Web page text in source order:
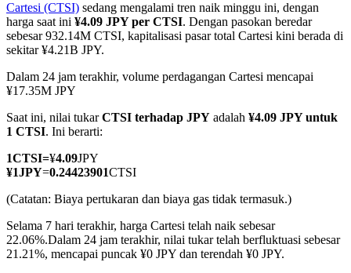
COIN-M Berjangka
Mata Uang Kripto Berjangka
TradFi
Derivatif saham, forex, logam mulia, dan komoditas
Cartesi (CTSI) sedang mengalami tren naik minggu ini, dengan
harga saat ini ¥4.09 JPY per CTSI. Dengan pasokan beredar
sebesar 932.14M CTSI, kapitalisasi pasar total Cartesi kini berada di
sekitar ¥4.21B JPY.
Dalam 24 jam terakhir, volume perdagangan Cartesi mencapai
¥17.35M JPY
Saat ini, nilai tukarCTSI terhadap JPY adalah ¥4.09 JPY untuk
1 CTSI. Ini berarti:
1CTSI=¥4.09JPY
¥1JPY=0.24423901CTSI
(Catatan: Biaya pertukaran dan biaya gas tidak termasuk.)
Selama 7 hari terakhir, harga Cartesi telah naik sebesar
22.06%.Dalam 24 jam terakhir, nilai tukar telah berfluktuasi sebesar
21.21%, mencapai puncak ¥0 JPY dan terendah ¥0 JPY.